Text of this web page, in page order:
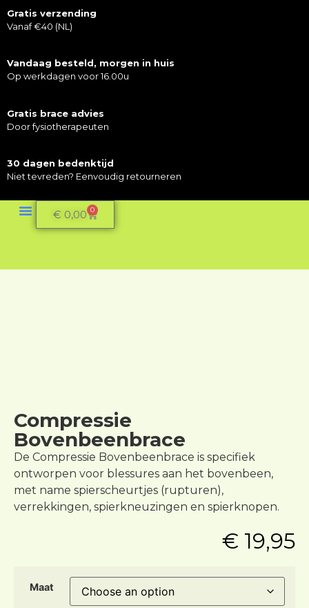
Gratis verzending
Vanaf €40 (NL)
Vandaag besteld, morgen in huis
Op werkdagen voor 16.00u
Gratis brace advies
Door fysiotherapeuten
30 dagen bedenktijd
Niet tevreden? Eenvoudig retourneren
€ 0,00 0
Compressie
Bovenbeenbrace
De Compressie Bovenbeenbrace is specifiek
ontworpen voor blessures aan het bovenbeen,
met name spierscheurtjes (rupturen),
verrekkingen, spierkneuzingen en spierknopen.
€ 19,95
Maat